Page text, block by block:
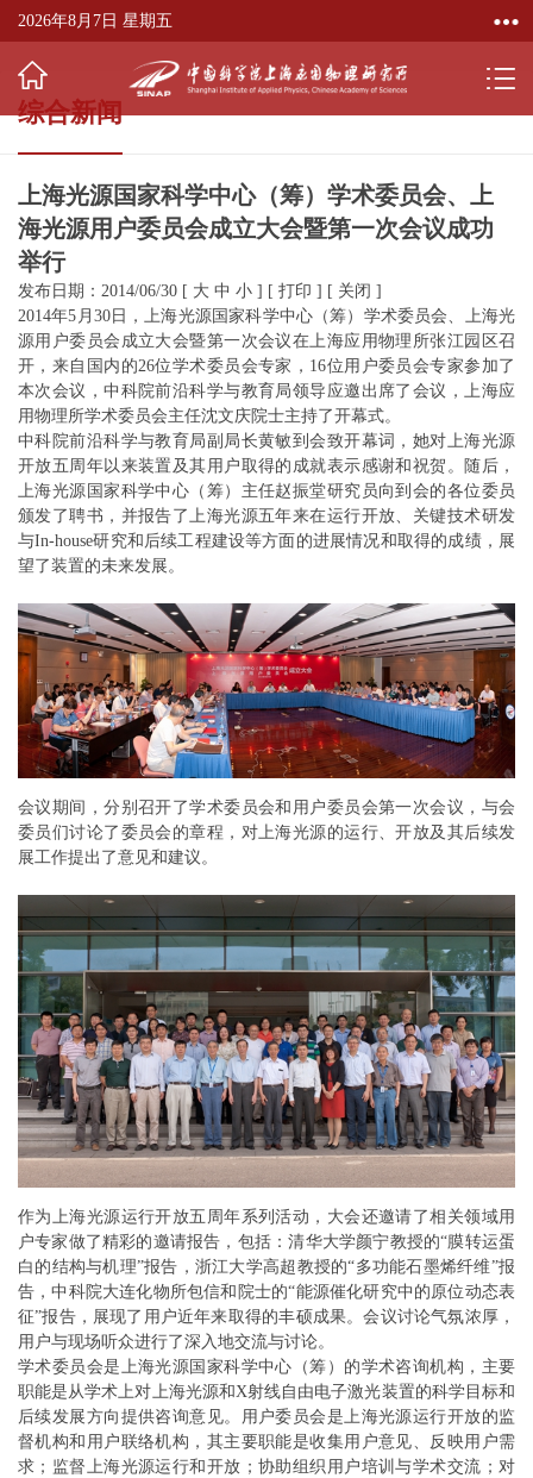
2026年8月7日 星期五
综合新闻
上海光源国家科学中心（筹）学术委员会、上
海光源用户委员会成立大会暨第一次会议成功
举行
发布日期：2014/06/30 [ 大 中 小 ] [ 打印 ] [ 关闭 ]
2014年5月30日，上海光源国家科学中心（筹）学术委员会、上海光
源用户委员会成立大会暨第一次会议在上海应用物理所张江园区召
开，来自国内的26位学术委员会专家，16位用户委员会专家参加了
本次会议，中科院前沿科学与教育局领导应邀出席了会议，上海应
用物理所学术委员会主任沈文庆院士主持了开幕式。
中科院前沿科学与教育局副局长黄敏到会致开幕词，她对上海光源
开放五周年以来装置及其用户取得的成就表示感谢和祝贺。随后，
上海光源国家科学中心（筹）主任赵振堂研究员向到会的各位委员
颁发了聘书，并报告了上海光源五年来在运行开放、关键技术研发
与In-house研究和后续工程建设等方面的进展情况和取得的成绩，展
望了装置的未来发展。
会议期间，分别召开了学术委员会和用户委员会第一次会议，与会
委员们讨论了委员会的章程，对上海光源的运行、开放及其后续发
展工作提出了意见和建议。
作为上海光源运行开放五周年系列活动，大会还邀请了相关领域用
户专家做了精彩的邀请报告，包括：清华大学颜宁教授的“膜转运蛋
白的结构与机理”报告，浙江大学高超教授的“多功能石墨烯纤维”报
告，中科院大连化物所包信和院士的“能源催化研究中的原位动态表
征”报告，展现了用户近年来取得的丰硕成果。会议讨论气氛浓厚，
用户与现场听众进行了深入地交流与讨论。
学术委员会是上海光源国家科学中心（筹）的学术咨询机构，主要
职能是从学术上对上海光源和X射线自由电子激光装置的科学目标和
后续发展方向提供咨询意见。用户委员会是上海光源运行开放的监
督机构和用户联络机构，其主要职能是收集用户意见、反映用户需
求；监督上海光源运行和开放；协助组织用户培训与学术交流；对